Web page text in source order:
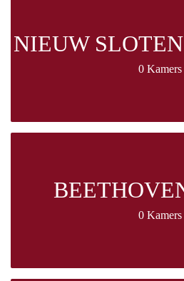
NIEUW
0 Kamers
0 Kamers